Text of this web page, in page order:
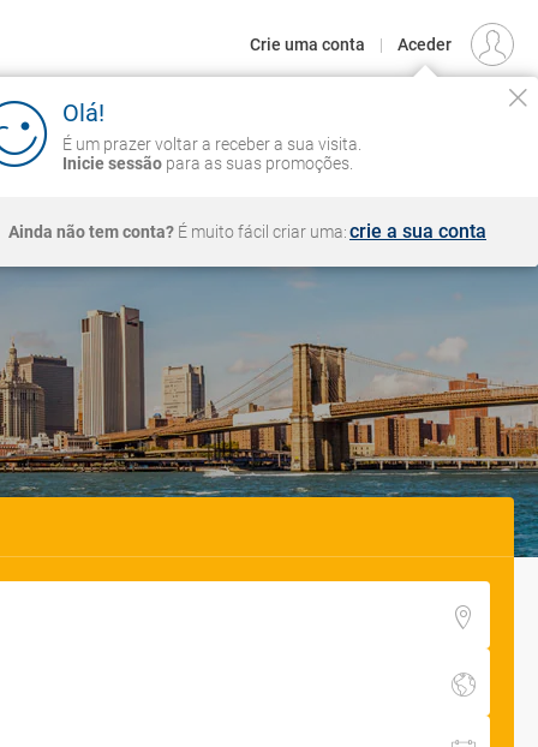
EUR
Crie uma conta | Aceder
voltar a receber a sua visita.
para as suas promoções.
conta?É muito fácil criar uma:crie a sua conta